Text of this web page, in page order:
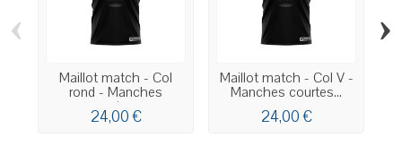
Maillot match - Col
rond - Manches
courtes...
24,00 €
Maillot match - Col V -
Manches courtes...
24,00 €
‹ ›